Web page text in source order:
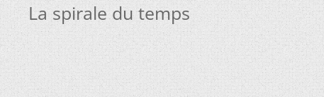
La spirale du temps